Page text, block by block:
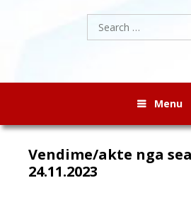
Search
for:
Menu
Vendime/akte nga
24.11.2023